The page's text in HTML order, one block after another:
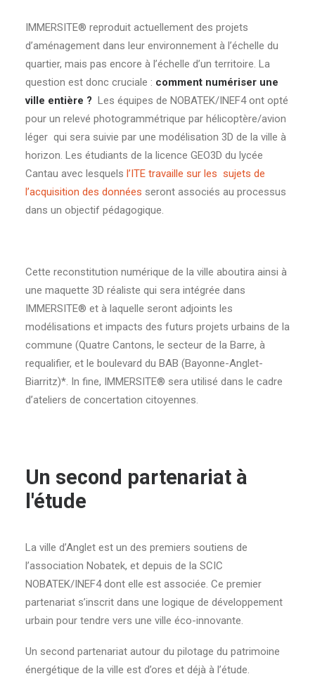
IMMERSITE® reproduit actuellement des projets
d’aménagement dans leur environnement à l’échelle du
quartier, mais pas encore à l’échelle d’un territoire. La
question est donc cruciale : comment numériser une
ville entière ? Les équipes de NOBATEK/INEF4 ont opté
pour un relevé photogrammétrique par hélicoptère/avion
léger qui sera suivie par une modélisation 3D de la ville à
horizon. Les étudiants de la licence GEO3D du lycée
Cantau avec lesquels l’ITE travaille sur les sujets de
l’acquisition des données seront associés au processus
dans un objectif pédagogique.
Cette reconstitution numérique de la ville aboutira ainsi à
une maquette 3D réaliste qui sera intégrée dans
IMMERSITE® et à laquelle seront adjoints les
modélisations et impacts des futurs projets urbains de la
commune (Quatre Cantons, le secteur de la Barre, à
requalifier, et le boulevard du BAB (Bayonne-Anglet-
Biarritz)*. In fine, IMMERSITE® sera utilisé dans le cadre
d’ateliers de concertation citoyennes.
Un second partenariat à
l'étude
La ville d’Anglet est un des premiers soutiens de
l’association Nobatek, et depuis de la SCIC
NOBATEK/INEF4 dont elle est associée. Ce premier
partenariat s’inscrit dans une logique de développement
urbain pour tendre vers une ville éco-innovante.
Un second partenariat autour du pilotage du patrimoine
énergétique de la ville est d’ores et déjà à l’étude.